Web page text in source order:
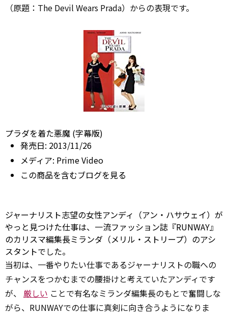
（原題：The Devil Wears Prada）からの表現です。
プラダを着た悪魔 (字幕版)
発売日: 2013/11/26
メディア: PrimeVideo
この商品を含むブログを見る
ジャーナリスト志望の女性アンディ（アン・ハサウェイ）が
やっと見つけた仕事は、一流ファッション誌『RUNWAY』
のカリスマ編集長ミランダ（メリル・ストリープ）のアシ
スタントでした。
当初は、一番やりたい仕事であるジャーナリストの職への
チャンスをつかむまでの腰掛けと考えていたアンディです
が、 厳しい ことで有名なミランダ編集長のもとで奮闘しな
がら、RUNWAYでの仕事に真剣に向き合うようになりま